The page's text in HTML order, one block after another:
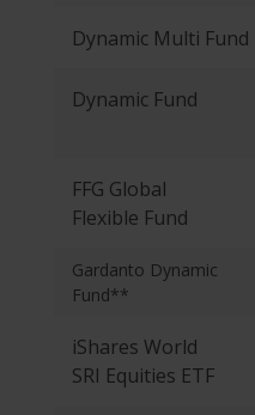
Dynamic Multi Fund
Dynamic Fund
FFG Global
Flexible Fund
Gardanto Dynamic
Fund**
iShares World
SRI Equities ETF